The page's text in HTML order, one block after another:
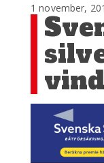
1 november,